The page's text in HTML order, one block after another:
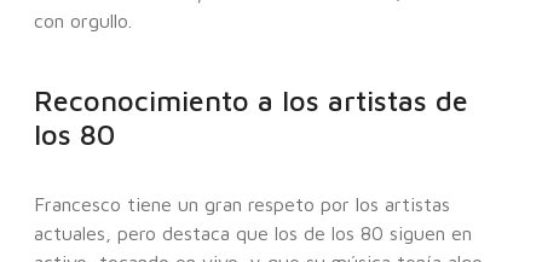
con orgullo.
Reconocimiento a los artistas de
los 80
Francesco tiene un gran respeto por los artistas
actuales, pero destaca que los de los 80 siguen en